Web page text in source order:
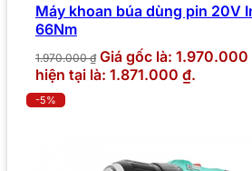
Máy khoan búa dùng pin 20V
66Nm
1.970.000₫ Giá gốc là: 1.970.000
hiện tại là: 1.871.000 ₫.
-5%